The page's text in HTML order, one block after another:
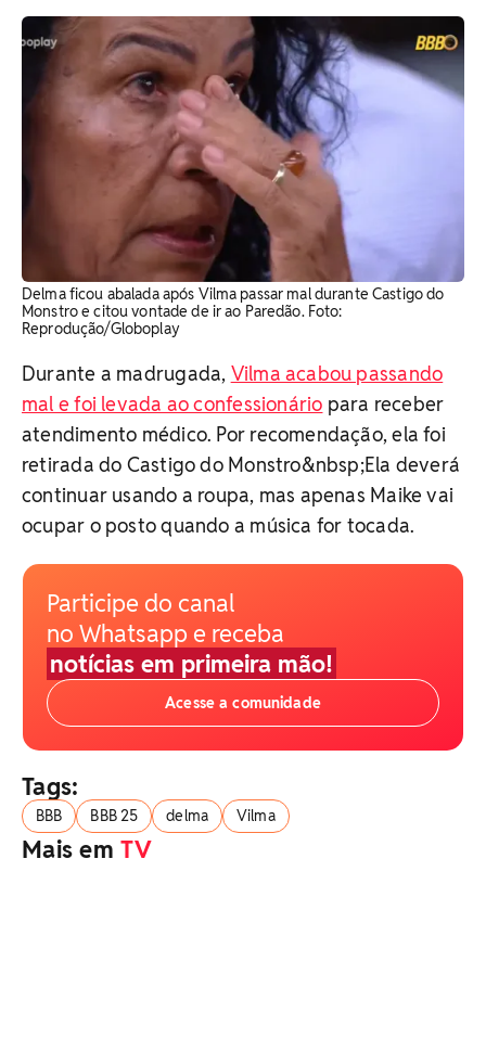
Delma ficou abalada após Vilma passar mal durante Castigo do
Monstro e citou vontade de ir ao Paredão. Foto:
Reprodução/Globoplay
Durante a madrugada, Vilma acabou passando
mal e foi levada ao confessionário para receber
atendimento médico. Por recomendação, ela foi
retirada do Castigo do Monstro&nbsp;Ela deverá
continuar usando a roupa, mas apenas Maike vai
ocupar o posto quando a música for tocada.
Participe do canal
no Whatsapp e receba
notícias em primeira mão!
Acesse a comunidade
Tags:
BBB BBB 25 delma Vilma
Mais emTV